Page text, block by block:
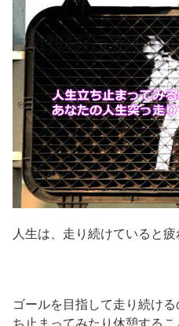
人生は、走り続けていると
ゴールを目指して走り続け
ち止まってみたり休憩するこ